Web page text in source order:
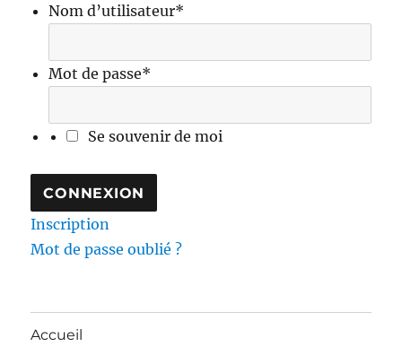
Nom d’utilisateur*
Mot de passe*
Se souvenir de moi
Inscription
Mot de passe oublié ?
Accueil